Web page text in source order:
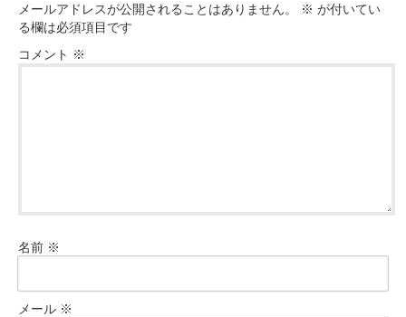
メールアドレスが公開されることはありません。 ※ が付いてい
る欄は必須項目です
コメント ※
名前 ※
メール ※